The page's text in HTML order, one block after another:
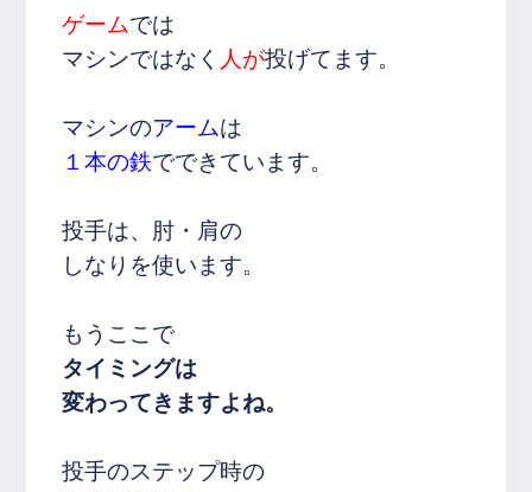
ゲームでは
マシンではなく 人が投げてます。
マシンのアームは
１本の鉄でできています。
投手は、肘・肩の
しなりを使います。
もうここで
タイミングは
変わってきますよね。
投手のステップ時の